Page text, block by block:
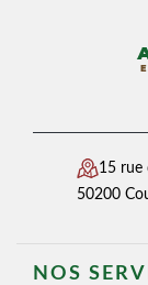
15 rue
50200
NOS